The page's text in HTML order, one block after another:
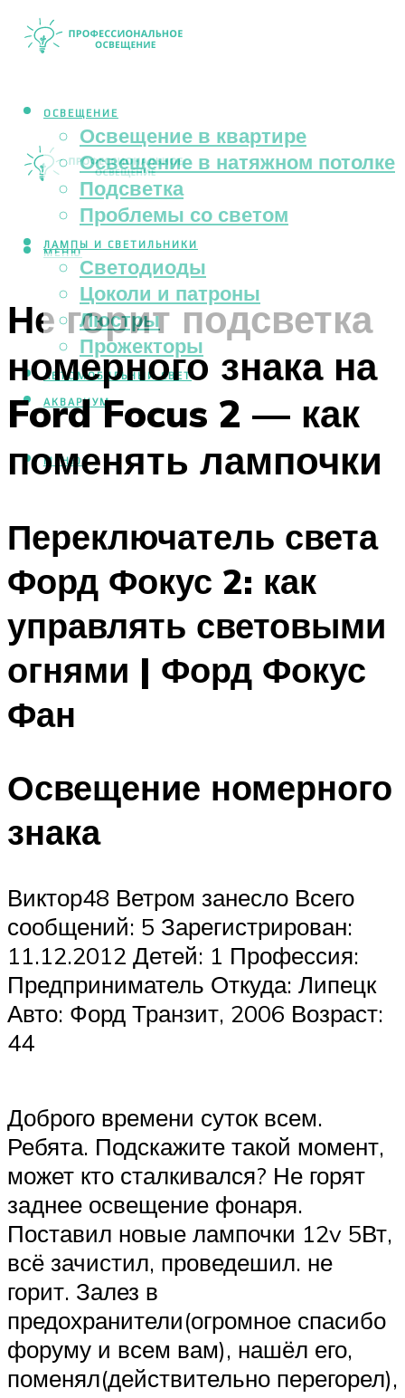
ОСВЕЩЕНИЕ
Освещение в квартире
Освещение в натяжном потолке
Подсветка
Проблемы со светом
ЛАМПЫ И СВЕТИЛЬНИКИ
Светодиоды
Цоколи и патроны
Люстры
Прожекторы
АВТОМОБИЛЬНЫЙ СВЕТ
АКВАРИУМ
МЕНЮ
МЕНЮ
Не горит подсветка
номерного знака на
Ford Focus 2 — как
поменять лампочки
Переключатель света
Форд Фокус 2: как
управлять световыми
огнями | Форд Фокус
Фан
Освещение номерного
знака
Виктор48 Ветром занесло Всего
сообщений: 5 Зарегистрирован:
11.12.2012 Детей: 1 Профессия:
Предприниматель Откуда: Липецк
Авто: Форд Транзит, 2006 Возраст:
44
Доброго времени суток всем.
Ребята. Подскажите такой момент,
может кто сталкивался? Не горят
заднее освещение фонаря.
Поставил новые лампочки 12v 5Вт,
всё зачистил, проведешил. не
горит. Залез в
предохранители(огромное спасибо
форуму и всем вам), нашёл его,
поменял(действительно перегорел),